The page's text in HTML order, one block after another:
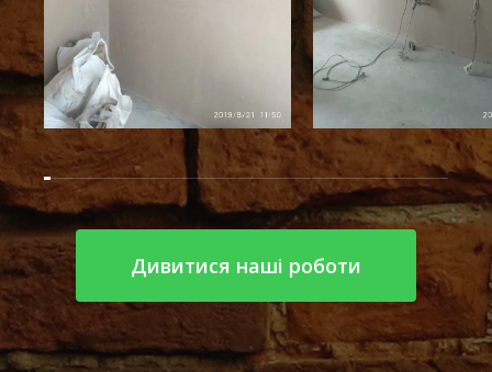
Дивитися наші роботи